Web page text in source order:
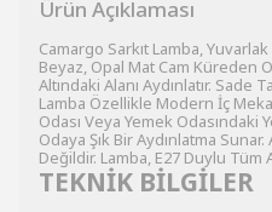
Ürün Açıklaması
Camargo Sarkıt Lamba,
Beyaz, Opal Mat Cam Küreden
Altındaki Alanı Aydınlatır. Sade
Lamba Özellikle Modern İç
Odası Veya Yemek Odasındaki
Odaya Şık Bir Aydınlatma
Değildir. Lamba, E27 Duylu
TEKNİK BİLGİLER